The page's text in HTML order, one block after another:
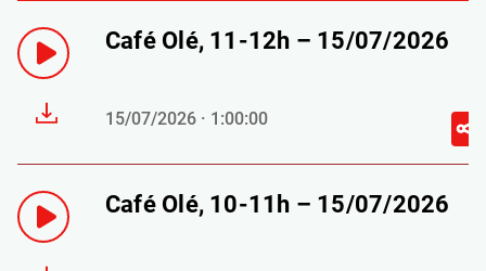
Café Olé, 11-12h – 15/07/2026
15/07/2026 · 1:00:00
Café Olé, 10-11h – 15/07/2026